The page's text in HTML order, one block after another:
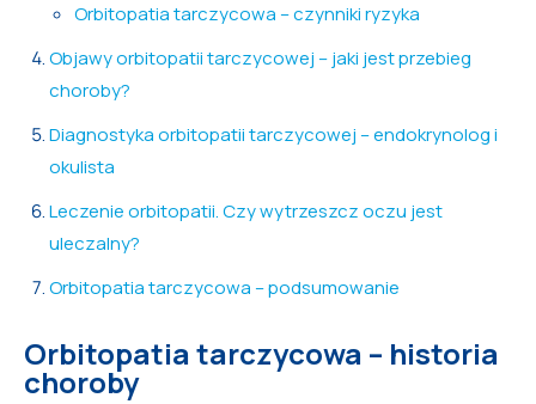
Orbitopatia tarczycowa – czynniki ryzyka
Objawy orbitopatii tarczycowej – jaki jest przebieg
choroby?
Diagnostyka orbitopatii tarczycowej – endokrynolog i
okulista
Leczenie orbitopatii. Czy wytrzeszcz oczu jest
uleczalny?
Orbitopatia tarczycowa – podsumowanie
Orbitopatia tarczycowa – historia
choroby